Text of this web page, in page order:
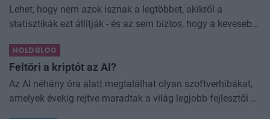
Lehet, hogy nem azok isznak a legtöbbet, akikről a
statisztikák ezt állítják - és az sem biztos, hogy a kevesebb
Kevesebb alkoholt iszunk
HOLDBLOG
Feltöri a kriptót az AI?
Az AI néhány óra alatt megtalálhat olyan szoftverhibákat,
amelyek évekig rejtve maradtak a világ legjobb fejlesztői és